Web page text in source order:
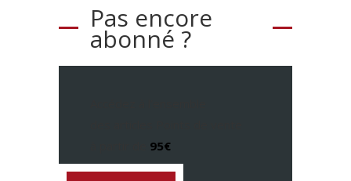
Pas encore
abonné ?
95€